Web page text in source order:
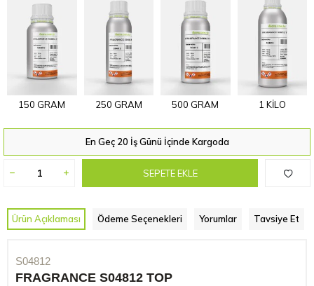
150 GRAM 250 GRAM 500 GRAM 1 KİLO
En Geç 20 İş Günü İçinde Kargoda
SEPETE EKLE
Ürün Açıklaması Ödeme Seçenekleri Yorumlar Tavsiye Et
S04812
FRAGRANCE S04812 TOP